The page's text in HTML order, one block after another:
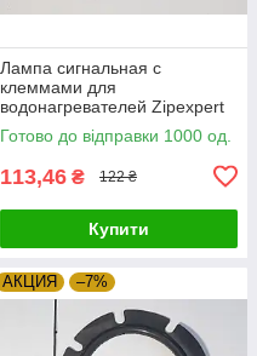
Лампа сигнальная с
клеммами для
водонагревателей Zipexpert
Готово до відправки 1000 од.
113,46 ₴ 122 ₴
Купити
АКЦИЯ –7%